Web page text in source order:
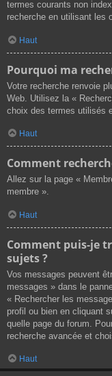
termes courants non
recherche en utilisant les
Haut
Pourquoi ma
Votre recherche renvoie
Web. Utilisez la «
choix des termes utilisés
Haut
Comment
Allez sur la page «
membre ».
Haut
Comment puis-je
sujets ?
Vos messages peuvent
messages » dans le
« Rechercher les
profil ou bien en cliquant
quelle page du forum.
recherche avancée et
Haut